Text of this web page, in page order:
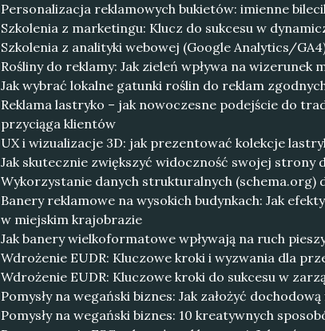
Personalizacja reklamowych bukietów: imienne
Szkolenia z marketingu: Klucz do sukcesu w
Szkolenia z analityki webowej (Google Analytics/
Rośliny do reklamy: Jak zieleń wpływa na wizerunek
Jak wybrać lokalne gatunki roślin do reklam
Reklama lastryko – jak nowoczesne podejście do
przyciąga klientów
UX i wizualizacje 3D: jak prezentować kolekcje
Jak skutecznie zwiększyć widoczność swojej strony
Wykorzystanie danych strukturalnych (schema.org)
Banery reklamowe na wysokich budynkach: Jak
w miejskim krajobrazie
Jak banery wielkoformatowe wpływają na ruch
Wdrożenie EUDR: Kluczowe kroki i wyzwania dla
Wdrożenie EUDR: Kluczowe kroki do sukcesu w
Pomysły na wegański biznes: Jak założyć
Pomysły na wegański biznes: 10 kreatywnych